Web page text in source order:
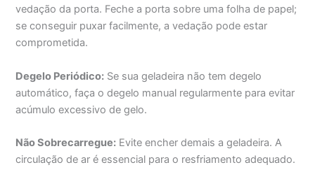
vedação da porta. Feche a porta sobre uma folha de papel;
se conseguir puxar facilmente, a vedação pode estar
comprometida.
Degelo Periódico: Se sua geladeira não tem degelo
automático, faça o degelo manual regularmente para evitar
acúmulo excessivo de gelo.
Não Sobrecarregue: Evite encher demais a geladeira. A
circulação de ar é essencial para o resfriamento adequado.